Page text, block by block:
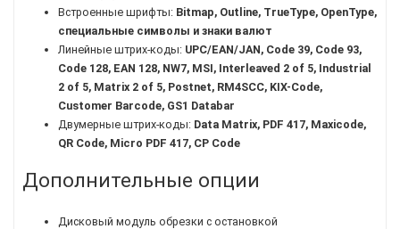
Встроенные шрифты: Bitmap, Outline, TrueType, OpenType,
специальные символы и знаки валют
Линейные штрих-коды: UPC/EAN/JAN, Code 39, Code 93,
Code 128, EAN 128, NW7, MSI, Interleaved 2 of 5, Industrial
2 of 5, Matrix 2 of 5, Postnet, RM4SCC, KIX-Code,
Customer Barcode, GS1 Databar
Двумерные штрих-коды: Data Matrix, PDF 417, Maxicode,
QR Code, Micro PDF 417, CP Code
Дополнительные опции
Дисковый модуль обрезки с остановкой